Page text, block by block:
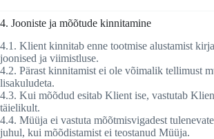
4. Jooniste ja mõõtude kinnitamine
4.1. Klient kinnitab enne tootmise alustamist
joonised ja viimistluse.
4.2. Pärast kinnitamist ei ole võimalik tellimust
lisakuludeta.
4.3. Kui mõõdud esitab Klient ise, vastutab
täielikult.
4.4. Müüja ei vastuta mõõtmisvigadest
juhul, kui mõõdistamist ei teostanud Müüja.